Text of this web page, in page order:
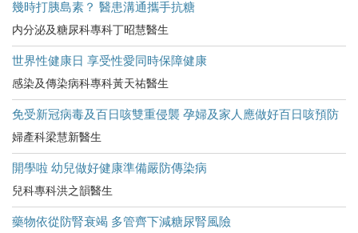
幾時打胰島素？ 醫患溝通攜手抗糖
内分泌及糖尿科專科丁昭慧醫生
世界性健康日 享受性愛同時保障健康
感染及傳染病科專科黃天祐醫生
免受新冠病毒及百日咳雙重侵襲 孕婦及家人應做好百日咳預防
婦產科梁慧新醫生
開學啦 幼兒做好健康準備嚴防傳染病
兒科專科洪之韻醫生
藥物依從防腎衰竭 多管齊下減糖尿腎風險